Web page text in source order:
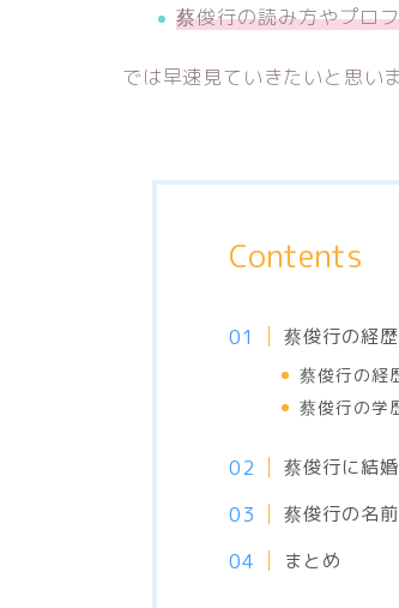
蔡俊行の読み方やプロ
では早速見ていきたいと思いま
Contents
蔡俊行の経
蔡俊行の経
蔡俊行の学
蔡俊行に結
蔡俊行の名
まとめ